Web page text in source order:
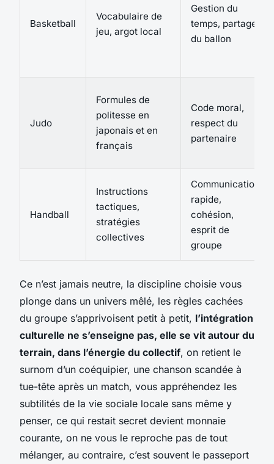
Basketball
Vocabulaire de
jeu, argot local
Gestion du
temps, partage
du ballon
Judo
Formules de
politesse en
japonais et en
français
Code moral,
respect du
partenaire
Handball
Instructions
tactiques,
stratégies
collectives
Communication
rapide,
cohésion,
esprit de
groupe
Ce n’est jamais neutre, la discipline choisie vous
plonge dans un univers mêlé, les règles cachées
du groupe s’apprivoisent petit à petit, l’intégration
culturelle ne s’enseigne pas, elle se vit autour du
terrain, dans l’énergie du collectif, on retient le
surnom d’un coéquipier, une chanson scandée à
tue-tête après un match, vous appréhendez les
subtilités de la vie sociale locale sans même y
penser, ce qui restait secret devient monnaie
courante, on ne vous le reproche pas de tout
mélanger, au contraire, c’est souvent le passeport